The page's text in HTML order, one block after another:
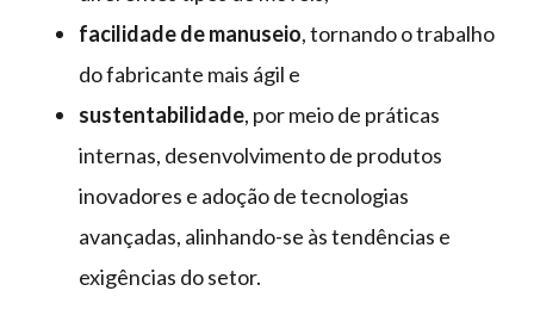
facilidade de manuseio, tornando o trabalho
do fabricante mais ágil e
sustentabilidade, por meio de práticas
internas, desenvolvimento de produtos
inovadores e adoção de tecnologias
avançadas, alinhando-se às tendências e
exigências do setor.